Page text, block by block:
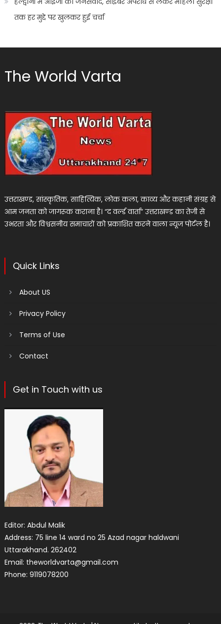
तक हर मुद्दे पर खुलकर हुई चर्चा
The World Varta
उत्तराखण्ड, सांस्कृतिक, साहित्यिक, लोक कला, काव्य और कहानी संग्रह से
आम जनता को जागरूक कराना है। “द वर्ल्ड वार्ता” उत्तराखण्ड का तेजी से
उभरता और विश्वसनीय समाचारों को प्रकाशित करने वाला न्यूज पोर्टल है।
Quick Links
About US
Privacy Policy
Terms of Use
Contact
Get in Touch with us
Editor: Abdul Malik
Address: 75 line 14 ward no 25 Azad nagar haldwani
Uttarakhand. 262402
Email: theworldvarta@gmail.com
Phone: 9119078200